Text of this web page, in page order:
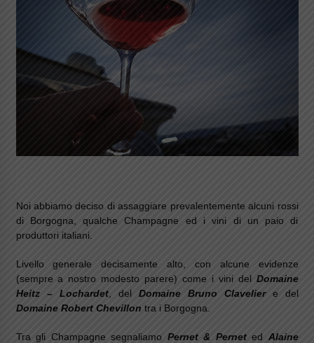
Noi abbiamo deciso di assaggiare prevalentemente alcuni rossi
di Borgogna, qualche Champagne ed i vini di un paio di
produttori italiani.
Livello generale decisamente alto, con alcune evidenze
(sempre a nostro modesto parere) come i vini del Domaine
Heitz – Lochardet, del Domaine Bruno Claveliere del
Domaine Robert Chevillon tra i Borgogna.
Tra gli Champagne segnaliamo Pernet & Perneted Alaine